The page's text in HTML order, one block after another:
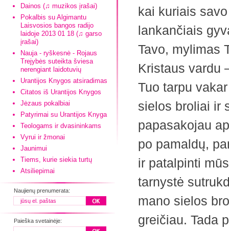
Dainos (♫ muzikos įrašai)
Pokalbis su Algimantu
Laisvosios bangos radijo
laidoje 2013 01 18 (♫ garso
įrašai)
Nauja - ryškesnė - Rojaus
Trejybės suteikta šviesa
nerengiant laidotuvių
Urantijos Knygos atsiradimas
Citatos iš Urantijos Knygos
Jėzaus pokalbiai
Patyrimai su Urantijos Knyga
Teologams ir dvasininkams
Vyrui ir žmonai
Jaunimui
Tiems, kurie siekia turtų
Atsiliepimai
Naujienų prenumerata:
Paieška svetainėje:
kai kuriais
lankančiais
Tavo, mylimas
Kristaus vardu
Tuo tarpu
sielos broliai ir
papasakojau
po pamaldų,
ir patalpinti
tarnystė
mano sielos
greičiau. Tada